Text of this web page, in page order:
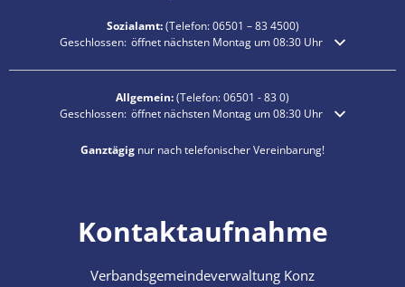
Sozialamt:(Telefon:06501 – 834500)
Klicken, um weitere Öffnungs- oder Schließzeiten auszublenden
Geschlossen: öffnet nächsten Montag um 08:30 Uhr
Allgemein:(Telefon:06501 - 83 0)
Klicken, um weitere Öffnungs- oder Schließzeiten auszublenden
Geschlossen: öffnet nächsten Montag um 08:30 Uhr
Ganztägig nur nach telefonischer Vereinbarung!
Kontaktaufnahme
Verbandsgemeindeverwaltung Konz